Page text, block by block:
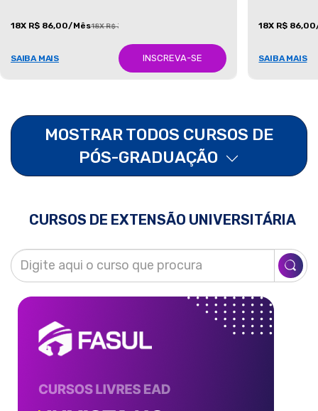
18X R$ 86,00/Mês18X R$ 387,00/Mês
SAIBA MAIS INSCREVA-SE
18X R$
SAIBA MAIS
MOSTRAR TODOS CURSOS DE
PÓS-GRADUAÇÃO
CURSOS DE EXTENSÃO UNIVERSITÁRIA